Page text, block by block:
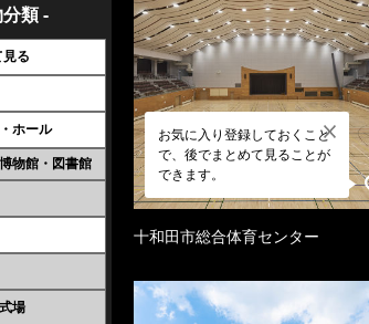
類 -
る
ホール
物館・図書館
場
お気に入り登録しておくこと
で、後でまとめて見ることが
できます。
十和田市総合体育センター